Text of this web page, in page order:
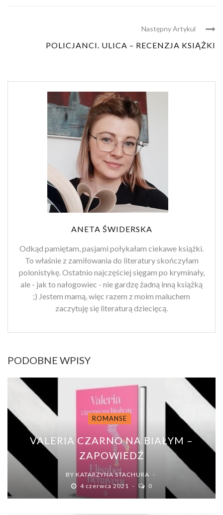
Następny Artykul
POLICJANCI. ULICA – RECENZJA KSIĄŻKI
ANETA ŚWIDERSKA
Odkąd pamiętam, pasjami połykałam ciekawe książki.
To właśnie z zamiłowania do literatury skończyłam
polonistykę. Ostatnio najczęściej sięgam po kryminały,
ale - jak to nałogowiec - nie gardzę żadną inną książką
;) Jestem mamą, więc razem z moim maluchem
zaczytuję się literaturą dziecięcą.
PODOBNE WPISY
ROMANSE
VALERIA CZARNO NA BIAŁYM –
ZAPOWIEDŹ
BY KATARZYNA STACHURA
4 czerwca 2021
0